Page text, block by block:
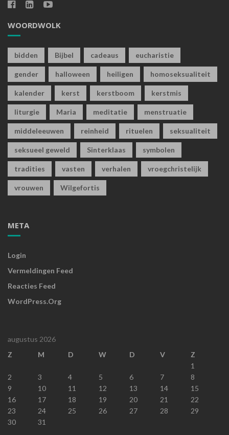
WOORDWOLK
bidden Bijbel cadeaus eucharistie
gender halloween heiligen homoseksualiteit
kalender kerst kerstboom kerstmis
liturgie Maria meditatie menstruatie
middeleeuwen reinheid rituelen seksualiteit
seksueel geweld Sinterklaas symbolen
tradities vasten verhalen vroegchristelijk
vrouwen Wilgefortis
META
Login
Vermeldingen Feed
Reacties Feed
WordPress.org
augustus 2026
Z
M D W D V
Z
1
2
3 4 5 6 7
8
9
10 11 12 13 14
15
16
17 18 19 20 21
22
23
24 25 26 27 28
29
30
31